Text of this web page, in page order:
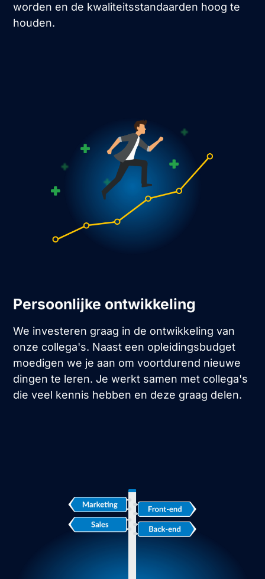
worden en de kwaliteitsstandaarden hoog te
houden.
Persoonlijke ontwikkeling
We investeren graag in de ontwikkeling van
onze collega's. Naast een opleidingsbudget
moedigen we je aan om voortdurend nieuwe
dingen te leren. Je werkt samen met collega's
die veel kennis hebben en deze graag delen.